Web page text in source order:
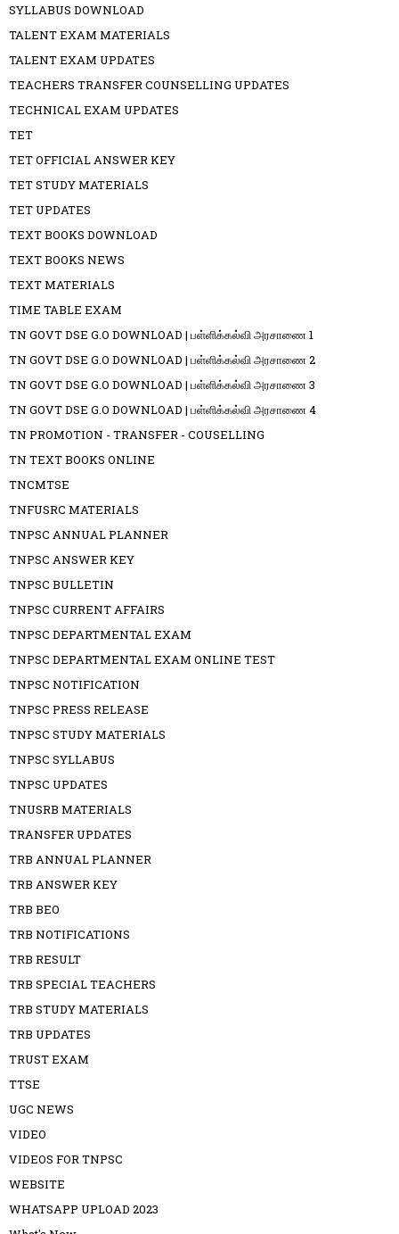
SYLLABUS DOWNLOAD
TALENT EXAM MATERIALS
TALENT EXAM UPDATES
TEACHERS TRANSFER COUNSELLING UPDATES
TECHNICAL EXAM UPDATES
TET
TET OFFICIAL ANSWER KEY
TET STUDY MATERIALS
TET UPDATES
TEXT BOOKS DOWNLOAD
TEXT BOOKS NEWS
TEXT MATERIALS
TIME TABLE EXAM
TN GOVT DSE G.O DOWNLOAD | பள்ளிக்கல்வி அரசாணை 1
TN GOVT DSE G.O DOWNLOAD | பள்ளிக்கல்வி அரசாணை 2
TN GOVT DSE G.O DOWNLOAD | பள்ளிக்கல்வி அரசாணை 3
TN GOVT DSE G.O DOWNLOAD | பள்ளிக்கல்வி அரசாணை 4
TN PROMOTION - TRANSFER - COUSELLING
TN TEXT BOOKS ONLINE
TNCMTSE
TNFUSRC MATERIALS
TNPSC ANNUAL PLANNER
TNPSC ANSWER KEY
TNPSC BULLETIN
TNPSC CURRENT AFFAIRS
TNPSC DEPARTMENTAL EXAM
TNPSC DEPARTMENTAL EXAM ONLINE TEST
TNPSC NOTIFICATION
TNPSC PRESS RELEASE
TNPSC STUDY MATERIALS
TNPSC SYLLABUS
TNPSC UPDATES
TNUSRB MATERIALS
TRANSFER UPDATES
TRB ANNUAL PLANNER
TRB ANSWER KEY
TRB BEO
TRB NOTIFICATIONS
TRB RESULT
TRB SPECIAL TEACHERS
TRB STUDY MATERIALS
TRB UPDATES
TRUST EXAM
TTSE
UGC NEWS
VIDEO
VIDEOS FOR TNPSC
WEBSITE
WHATSAPP UPLOAD 2023